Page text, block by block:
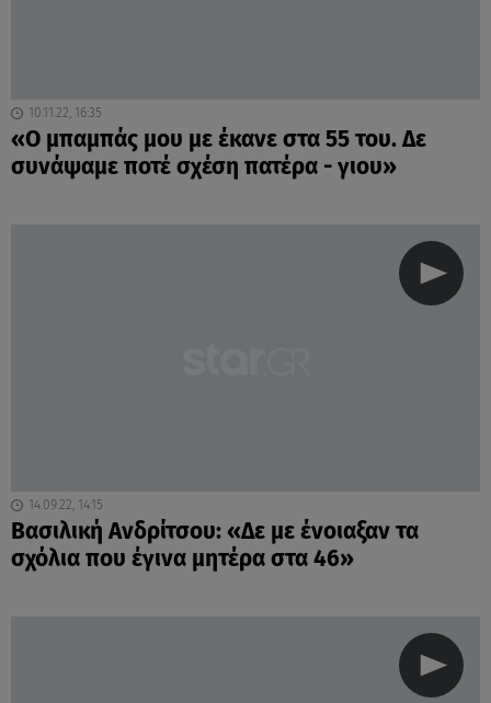
10.11.22, 16:35
«Ο μπαμπάς μου με έκανε στα 55 του. Δε
συνάψαμε ποτέ σχέση πατέρα - γιου»
14.09.22, 14:15
Βασιλική Ανδρίτσου: «Δε με ένοιαξαν τα
σχόλια που έγινα μητέρα στα 46»